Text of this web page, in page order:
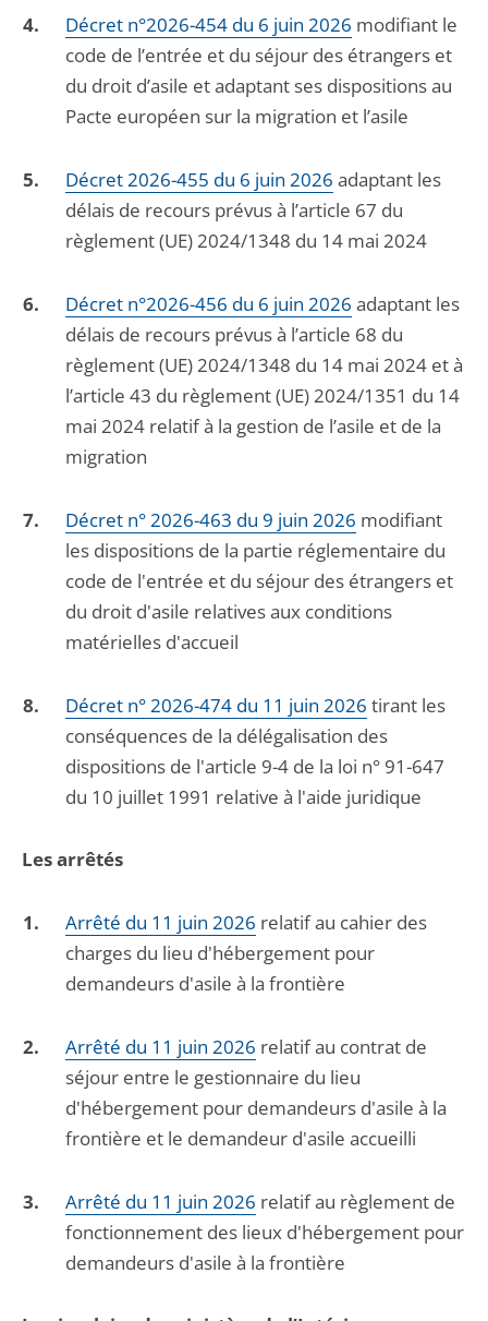
Décret n°2026-454 du 6 juin 2026 modifiant le
code de l’entrée et du séjour des étrangers et
du droit d’asile et adaptant ses dispositions au
Pacte européen sur la migration et l’asile
Décret 2026-455 du 6 juin 2026 adaptant les
délais de recours prévus à l’article 67 du
règlement (UE) 2024/1348 du 14 mai 2024
Décret n°2026-456 du 6 juin 2026 adaptant les
délais de recours prévus à l’article 68 du
règlement (UE) 2024/1348 du 14 mai 2024 et à
l’article 43 du règlement (UE) 2024/1351 du 14
mai 2024 relatif à la gestion de l’asile et de la
migration
Décret n° 2026-463 du 9 juin 2026 modifiant
les dispositions de la partie réglementaire du
code de l'entrée et du séjour des étrangers et
du droit d'asile relatives aux conditions
matérielles d'accueil
Décret n° 2026-474 du 11 juin 2026 tirant les
conséquences de la délégalisation des
dispositions de l'article 9-4 de la loi n° 91-647
du 10 juillet 1991 relative à l'aide juridique
Les arrêtés
Arrêté du 11 juin 2026 relatif au cahier des
charges du lieu d'hébergement pour
demandeurs d'asile à la frontière
Arrêté du 11 juin 2026 relatif au contrat de
séjour entre le gestionnaire du lieu
d'hébergement pour demandeurs d'asile à la
frontière et le demandeur d'asile accueilli
Arrêté du 11 juin 2026 relatif au règlement de
fonctionnement des lieux d'hébergement pour
demandeurs d'asile à la frontière